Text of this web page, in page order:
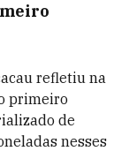
refletiu na
primeiro
de
nesses